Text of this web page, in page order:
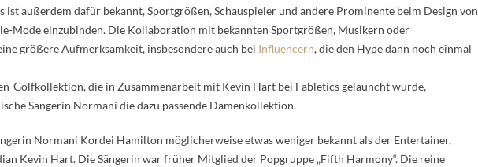
ist außerdem dafür bekannt, Sportgrößen, Schauspieler und andere Prominente beim Design von
Mode einzubinden. Die Kollaboration mit bekannten Sportgrößen, Musikern oder
größere Aufmerksamkeit, insbesondere auch bei Influencern, die den Hype dann noch einmal
Golfkollektion, die in Zusammenarbeit mit Kevin Hart bei Fabletics gelauncht wurde,
Sängerin Normani die dazu passende Damenkollektion.
Normani Kordei Hamilton möglicherweise etwas weniger bekannt als der Entertainer,
Kevin Hart. Die Sängerin war früher Mitglied der Popgruppe „Fifth Harmony“. Die reine